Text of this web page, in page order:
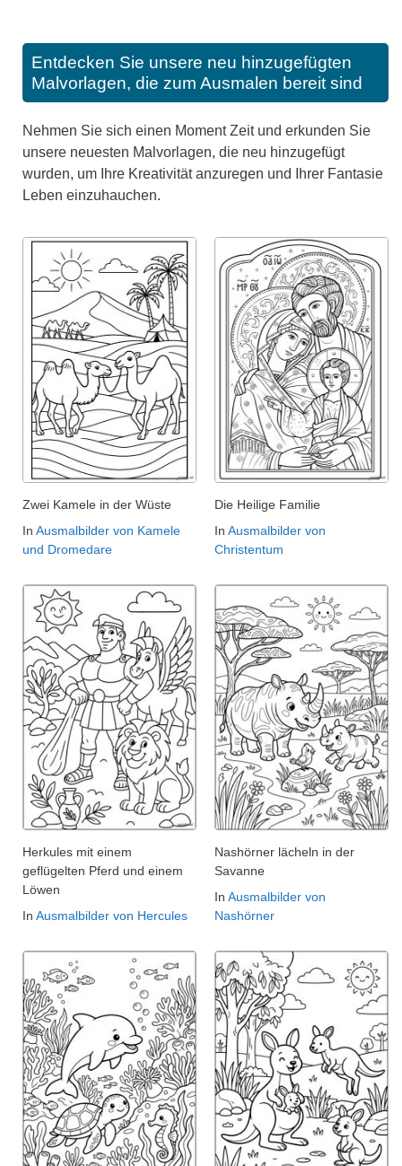
Entdecken Sie unsere neu hinzugefügten
Malvorlagen, die zum Ausmalen bereit sind
Nehmen Sie sich einen Moment Zeit und erkunden Sie
unsere neuesten Malvorlagen, die neu hinzugefügt
wurden, um Ihre Kreativität anzuregen und Ihrer Fantasie
Leben einzuhauchen.
Zwei Kamele in der Wüste
In Ausmalbilder von Kamele
und Dromedare
Die Heilige Familie
In Ausmalbilder von
Christentum
Herkules mit einem
geflügelten Pferd und einem
Löwen
In Ausmalbilder von Hercules
Nashörner lächeln in der
Savanne
In Ausmalbilder von
Nashörner